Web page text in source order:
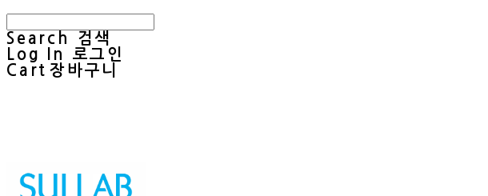
Search
검색
Log In
로그인
Cart 장바구니